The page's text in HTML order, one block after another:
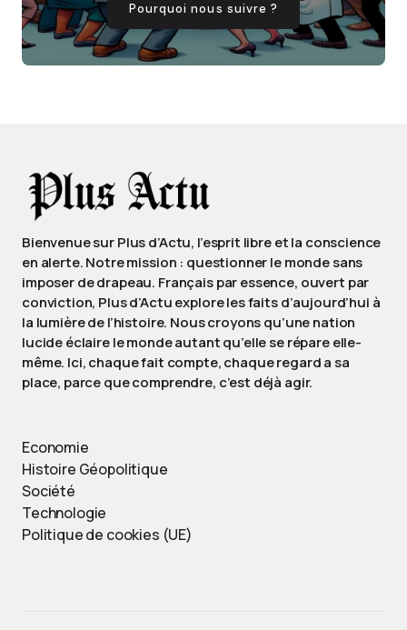
Pourquoi nous suivre ?
Bienvenue sur Plus d’Actu, l’esprit libre et la conscience
en alerte. Notre mission : questionner le monde sans
imposer de drapeau. Français par essence, ouvert par
conviction, Plus d’Actu explore les faits d’aujourd’hui à
la lumière de l’histoire. Nous croyons qu’une nation
lucide éclaire le monde autant qu’elle se répare elle-
même. Ici, chaque fait compte, chaque regard a sa
place, parce que comprendre, c’est déjà agir.
Economie
Histoire Géopolitique
Société
Technologie
Politique de cookies (UE)